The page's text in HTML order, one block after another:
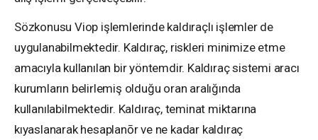
Sözkonusu Viop işlemlerinde kaldıraçlı işlemler de
uygulanabilmektedir. Kaldıraç, riskleri minimize etme
amacıyla kullanılan bir yöntemdir. Kaldıraç sistemi aracı
kurumların belirlemiş olduğu oran aralığında
kullanılabilmektedir. Kaldıraç, teminat miktarına
kıyaslanarak hesaplanōr ve ne kadar kaldıraç